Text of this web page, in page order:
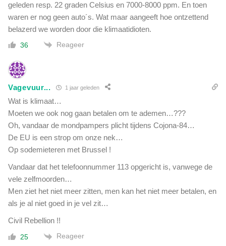
geleden resp. 22 graden Celsius en 7000-8000 ppm. En toen
waren er nog geen auto´s. Wat maar aangeeft hoe ontzettend
belazerd we worden door die klimaatidioten.
36 Reageer
Vagevuur... 1 jaar geleden
Wat is klimaat…
Moeten we ook nog gaan betalen om te ademen…???
Oh, vandaar de mondpampers plicht tijdens Cojona-84…
De EU is een strop om onze nek…
Op sodemieteren met Brussel !
Vandaar dat het telefoonnummer 113 opgericht is, vanwege de
vele zelfmoorden…
Men ziet het niet meer zitten, men kan het niet meer betalen, en
als je al niet goed in je vel zit…
Civil Rebellion !!
25 Reageer